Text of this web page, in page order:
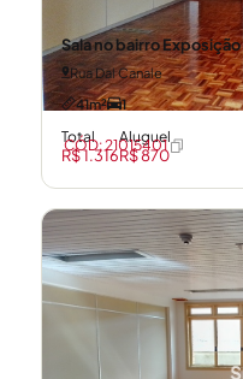
Sala no bairro Exposição
Rua Dal Canale
41m²
1
Total
R$ 1.316
Aluguel
R$ 870
CÓD: 21015401